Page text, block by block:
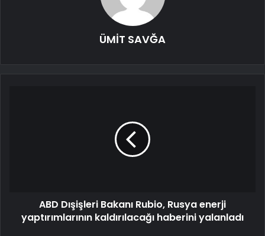
ÜMİT SAVĞA
ABD Dışişleri Bakanı Rubio, Rusya enerji
yaptırımlarının kaldırılacağı haberini yalanladı